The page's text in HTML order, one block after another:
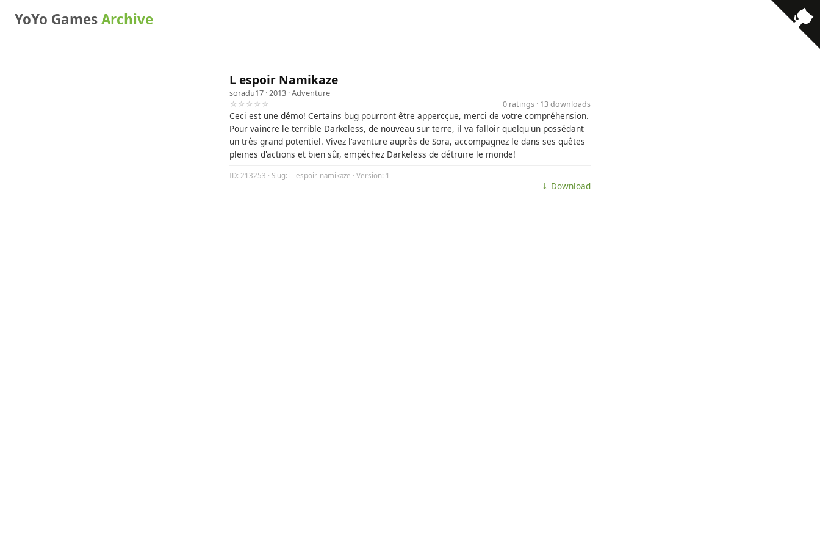
YoYo GamesArchive
L espoir Namikaze
soradu17 · 2013 ·Adventure
☆☆☆☆☆
0 ratings · 13 downloads
Ceci est une démo! Certains bug pourront être appercçue, merci de votre compréhension.
Pour vaincre le terrible Darkeless, de nouveau sur terre, il va falloir quelqu'un possédant
un très grand potentiel. Vivez l'aventure auprès de Sora, accompagnez le dans ses quêtes
pleines d'actions et bien sûr, empéchez Darkeless de détruire le monde!
ID: 213253 · Slug: l--espoir-namikaze · Version: 1
⤓ Download